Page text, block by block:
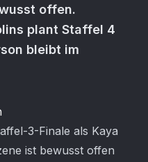
offen.
plant Staffel 4
bleibt im
3-Finale als Kaya
ist bewusst offen